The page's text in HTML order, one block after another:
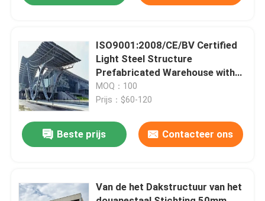
Kwaliteitscontrole
Contacteer ons
Nieuws
Gevallen
Ruimtekaderbundel
ISO9001:2008/CE/BV Certified
Light Steel Structure
Prefabricated Warehouse with
15-21 Days Delivery Time and
Q235/Q345B Grade
MOQ：100
Prijs：$60-120
Beste prijs Contacteer ons
Van de het Dakstructuur van het